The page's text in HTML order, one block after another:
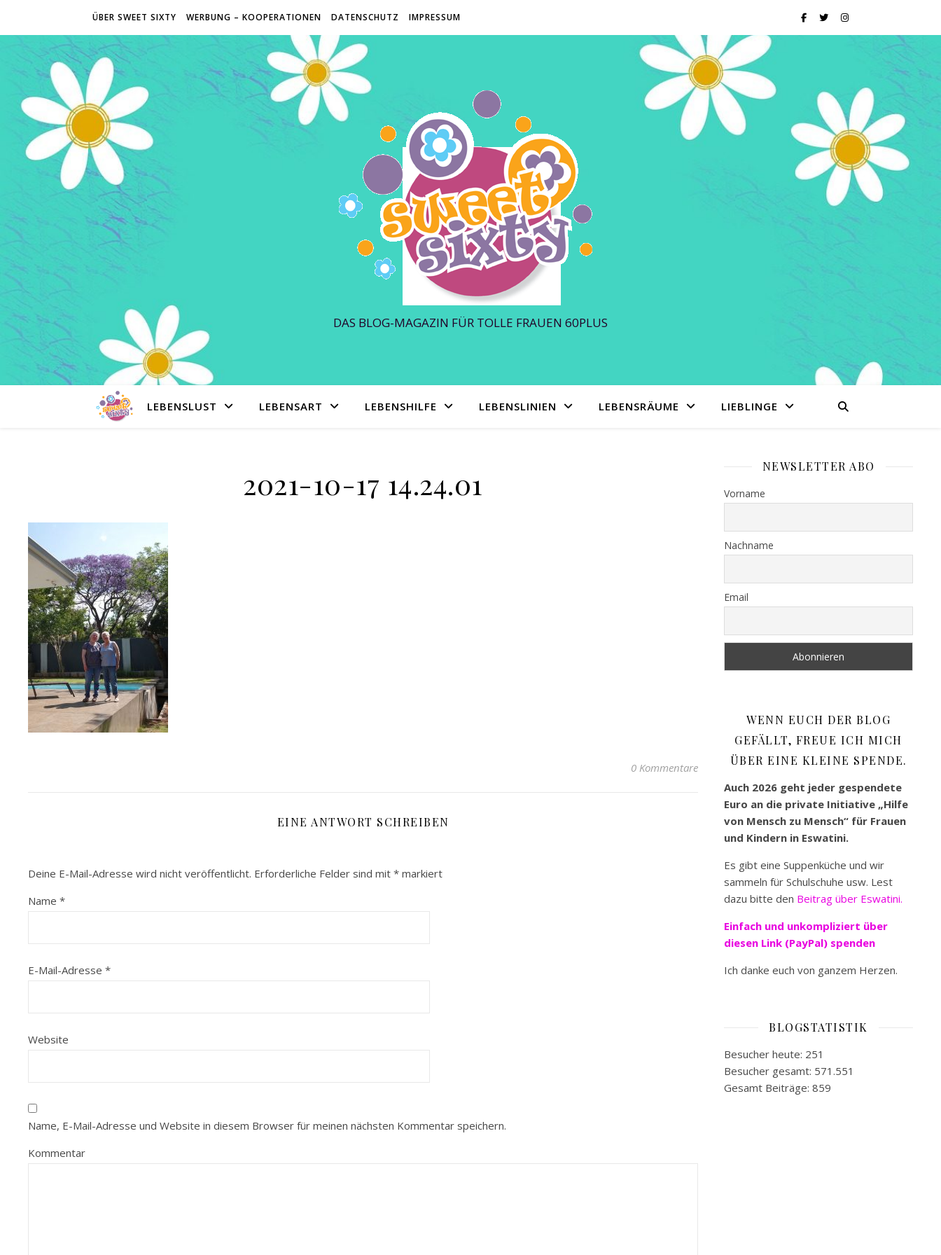
ÜBER SWEET SIXTY WERBUNG – KOOPERATIONEN DATENSCHUTZ IMPRESSUM
DAS BLOG-MAGAZIN FÜR TOLLE FRAUEN 60PLUS
LEBENSLUST LEBENSART LEBENSHILFE LEBENSLINIEN LEBENSRÄUME LIEBLINGE
2021-10-17 14.24.01
0 Kommentare
EINE ANTWORT SCHREIBEN
Deine E-Mail-Adresse wird nicht veröffentlicht. Erforderliche Felder sind mit * markiert
Name *
E-Mail-Adresse *
Website
Name, E-Mail-Adresse und Website in diesem Browser für meinen nächsten Kommentar speichern.
Kommentar
NEWSLETTER ABO
Vorname
Nachname
Email
WENN EUCH DER BLOG
GEFÄLLT, FREUE ICH MICH
ÜBER EINE KLEINE SPENDE.
Auch 2026 geht jeder gespendete
Euro an die private Initiative „Hilfe
von Mensch zu Mensch“ für Frauen
und Kindern in Eswatini.
Es gibt eine Suppenküche und wir
sammeln für Schulschuhe usw. Lest
dazu bitte den Beitrag über Eswatini.
Einfach und unkompliziert über
diesen Link (PayPal) spenden
Ich danke euch von ganzem Herzen.
BLOGSTATISTIK
Besucher heute: 251
Besucher gesamt: 571.551
Gesamt Beiträge: 859